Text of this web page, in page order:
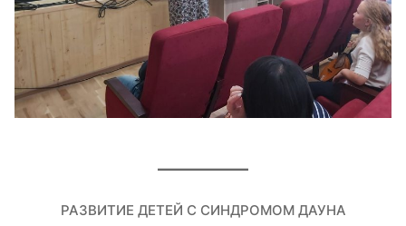
РАЗВИТИЕ ДЕТЕЙ С СИНДРОМОМ ДАУНА